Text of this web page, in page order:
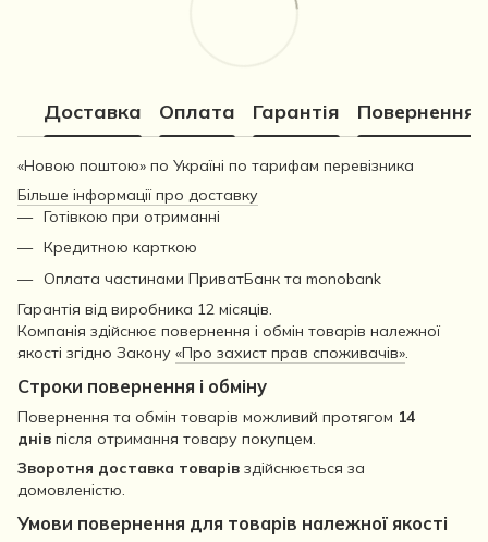
Доставка Оплата Гарантія Повернення
«Новою поштою» по Україні по тарифам перевізника
Більше інформації про доставку
Готівкою при отриманні
Кредитною карткою
Оплата частинами ПриватБанк та monobank
Гарантія від виробника 12 місяців.
Компанія здійснює повернення і обмін товарів належної
якості згідно Закону «Про захист прав споживачів».
Строки повернення і обміну
Повернення та обмін товарів можливий протягом 14
днів після отримання товару покупцем.
Зворотня доставка товарів здійснюється за
домовленістю.
Умови повернення для товарів належної якості